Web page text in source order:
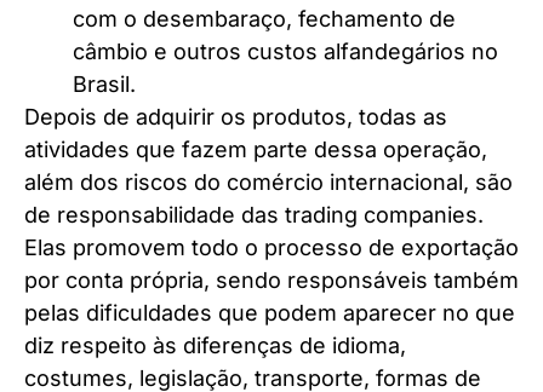
com o desembaraço, fechamento de
câmbio e outros custos alfandegários no
Brasil.
Depois de adquirir os produtos, todas as
atividades que fazem parte dessa operação,
além dos riscos do comércio internacional, são
de responsabilidade das trading companies.
Elas promovem todo o processo de exportação
por conta própria, sendo responsáveis também
pelas dificuldades que podem aparecer no que
diz respeito às diferenças de idioma,
costumes, legislação, transporte, formas de